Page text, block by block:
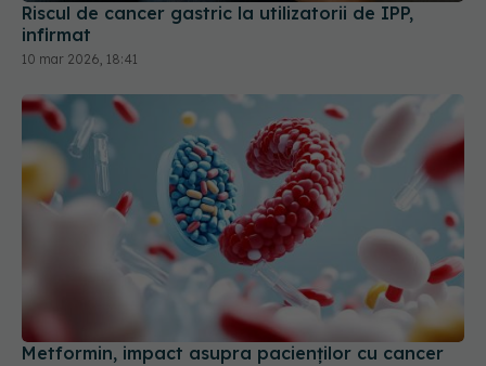
Riscul de cancer gastric la utilizatorii de IPP,
infirmat
10 mar 2026, 18:41
Metformin, impact asupra pacienților cu cancer